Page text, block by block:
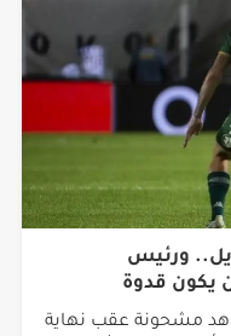
ورئيس
يكون قدوة
مشحونة عقب نهاية